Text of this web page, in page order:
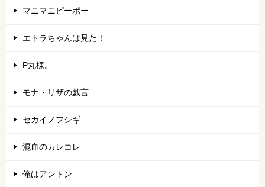
マニマニピーポー
エトラちゃんは見た！
P丸様。
モナ・リザの戯言
セカイノフシギ
混血のカレコレ
俺はアントン